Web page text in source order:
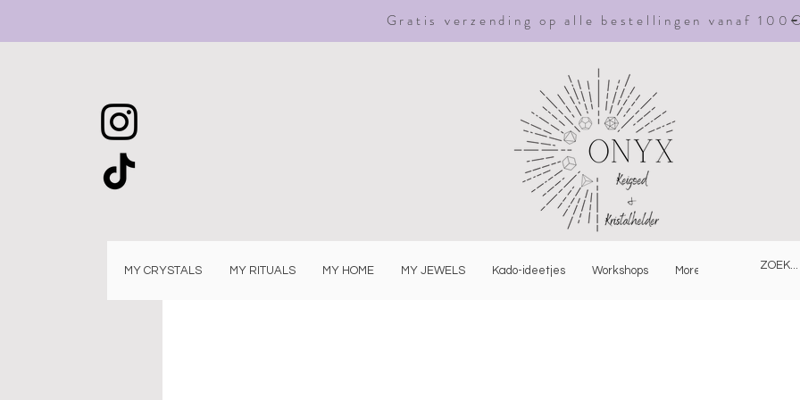
Gratis verzending op alle bestellingen vanaf 100€
MY CRYSTALS MY RITUALS MY HOME MY JEWELS Kado-ideetjes Workshops More